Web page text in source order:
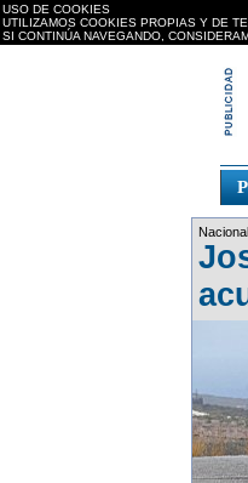
USO DE COOKIES
UTILIZAMOS COOKIES PROPIAS Y DE
SI CONTINÚA NAVEGANDO,